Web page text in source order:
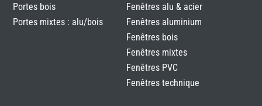
Portes bois
Portes mixtes : alu/bois
Fenêtres alu & acier
Fenêtres aluminium
Fenêtres bois
Fenêtres mixtes
Fenêtres PVC
Fenêtres technique